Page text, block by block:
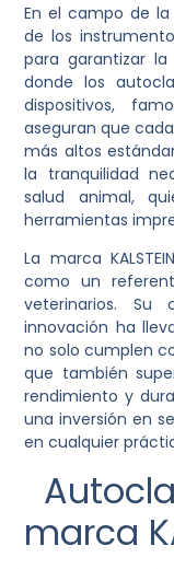
En el campo de
de los
para garantizar
donde los
dispositivos,
aseguran que
más altos
la tranquilidad
salud animal,
herramientas
La marca
como un
veterinarios.
innovación ha
no solo cumplen
que también
rendimiento y
una inversión en
en cualquier
marca